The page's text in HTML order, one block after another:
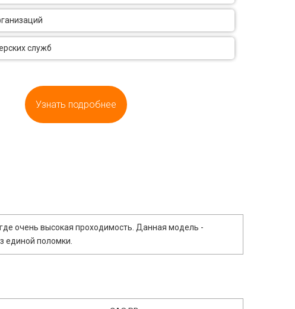
служб
Узнать подробнее
очень высокая проходимость. Данная модель -
единой поломки.